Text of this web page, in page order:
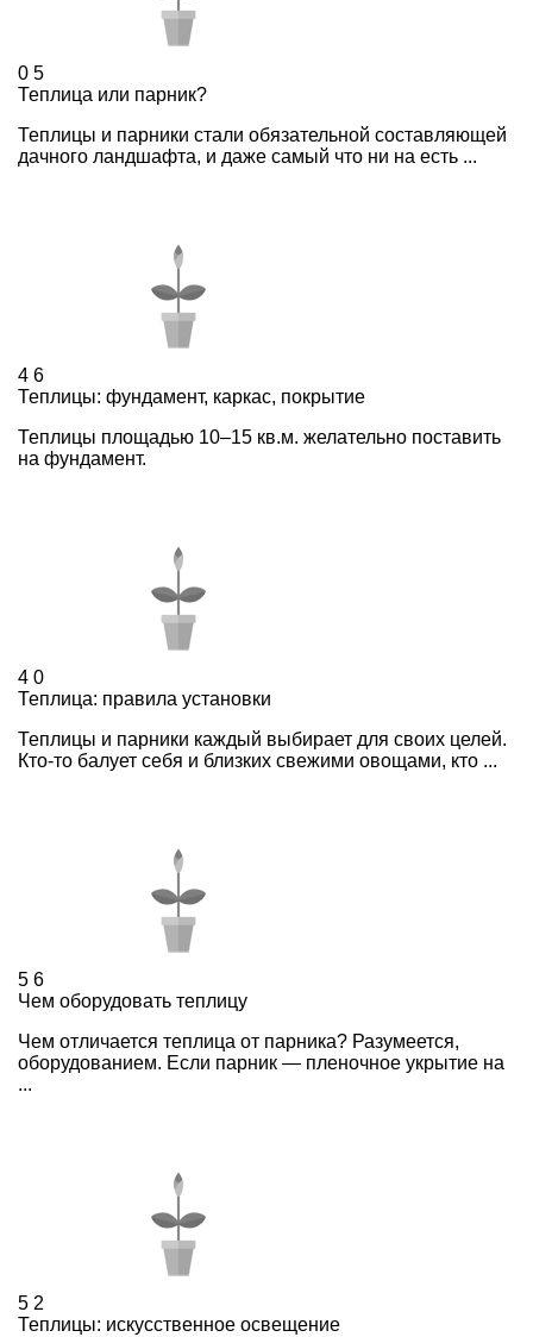
0 5
Теплица или парник?
Теплицы и парники стали обязательной составляющей
дачного ландшафта, и даже самый что ни на есть ...
4 6
Теплицы: фундамент, каркас, покрытие
Теплицы площадью 10–15 кв.м. желательно поставить
на фундамент.
4 0
Теплица: правила установки
Теплицы и парники каждый выбирает для своих целей.
Кто-то балует себя и близких свежими овощами, кто ...
5 6
Чем оборудовать теплицу
Чем отличается теплица от парника? Разумеется,
оборудованием. Если парник — пленочное укрытие на
...
5 2
Теплицы: искусственное освещение